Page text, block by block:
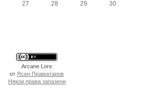
27 28 29
30
Arcane Lore
от Ясен Праматаров
Някои права запазени